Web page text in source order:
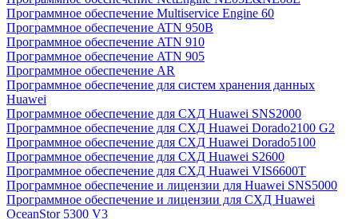
Программное обеспечение Multiservice Engine 60
Программное обеспечение ATN 950B
Программное обеспечение ATN 910
Программное обеспечение ATN 905
Программное обеспечение AR
Программное обеспечение для систем хранения данных
Huawei
Программное обеспечение для СХД Huawei SNS2000
Программное обеспечение для СХД Huawei Dorado2100 G2
Программное обеспечение для СХД Huawei Dorado5100
Программное обеспечение для СХД Huawei S2600
Программное обеспечение для СХД Huawei VIS6600T
Программное обеспечение и лицензии для Huawei SNS5000
Программное обеспечение и лицензии для СХД Huawei
OceanStor 5300 V3